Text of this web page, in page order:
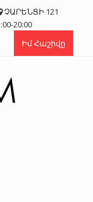
ՉԱՐԵՆՑԻ 121
20:00
Իմ Հաշիվը